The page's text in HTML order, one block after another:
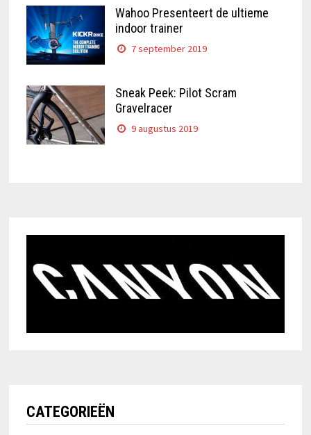
Wahoo Presenteert de ultieme
indoor trainer
7 september 2019
Sneak Peek: Pilot Scram
Gravelracer
9 augustus 2019
CATEGORIEËN